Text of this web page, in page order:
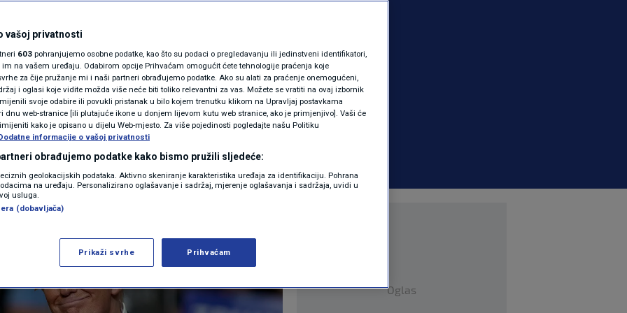
MAGAZIN
KOLUMNE
N1(DIS)INFO
KLIMATSKE PROMJENE
FOTO
VIDEO
| komentara
Više
Oglas
vašoj privatnosti
603 pohranjujemo osobne podatke, kao što su podaci o pregledavanju ili jedinstveni identifikatori,
na vašem uređaju. Odabirom opcije Prihvaćam omogućit ćete tehnologije praćenja koje
za čije pružanje mi i naši partneri obrađujemo podatke. Ako su alati za praćenje onemogućeni,
i oglasi koje vidite možda više neće biti toliko relevantni za vas. Možete se vratiti na ovaj izbornik
svoje odabire ili povukli pristanak u bilo kojem trenutku klikom na Upravljaj postavkama
dnu web-stranice [ili plutajuće ikone u donjem lijevom kutu web stranice, ako je primjenjivo]. Vaši će
kako je opisano u dijelu Web-mjesto. Za više pojedinosti pogledajte našu Politiku
informacije o vašoj privatnosti
obrađujemo podatke kako bismo pružili sljedeće:
geolokacijskih podataka. Aktivno skeniranje karakteristika uređaja za identifikaciju. Pohrana
na uređaju. Personalizirano oglašavanje i sadržaj, mjerenje oglašavanja i sadržaja, uvidi u
usluga.
(dobavljača)
Prikaži svrhe Prihvaćam